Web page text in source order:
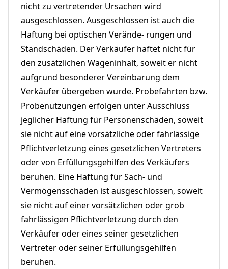
nicht zu vertretender Ursachen wird
ausgeschlossen. Ausgeschlossen ist auch die
Haftung bei optischen Verände- rungen und
Standschäden. Der Verkäufer haftet nicht für
den zusätzlichen Wageninhalt, soweit er nicht
aufgrund besonderer Vereinbarung dem
Verkäufer übergeben wurde. Probefahrten bzw.
Probenutzungen erfolgen unter Ausschluss
jeglicher Haftung für Personenschäden, soweit
sie nicht auf eine vorsätzliche oder fahrlässige
Pflichtverletzung eines gesetzlichen Vertreters
oder von Erfüllungsgehilfen des Verkäufers
beruhen. Eine Haftung für Sach- und
Vermögensschäden ist ausgeschlossen, soweit
sie nicht auf einer vorsätzlichen oder grob
fahrlässigen Pflichtverletzung durch den
Verkäufer oder eines seiner gesetzlichen
Vertreter oder seiner Erfüllungsgehilfen
beruhen.